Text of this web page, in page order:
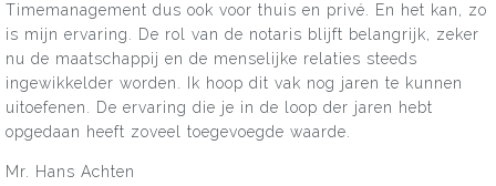
Timemanagement dus ook voor thuis en privé. En het kan, zo
is mijn ervaring. De rol van de notaris blijft belangrijk, zeker
nu de maatschappij en de menselijke relaties steeds
ingewikkelder worden. Ik hoop dit vak nog jaren te kunnen
uitoefenen. De ervaring die je in de loop der jaren hebt
opgedaan heeft zoveel toegevoegde waarde.
Mr. Hans Achten